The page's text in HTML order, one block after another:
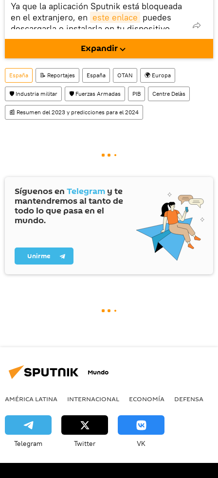
Ya que la aplicación Sputnik está bloqueada
en el extranjero, en este enlace puedes
descargarla e instalarla en tu dispositivo
móvil (¡solo para Android!).
También tenemos una cuenta en la red
social rusa VK .
Expandir
España 📝 Reportajes España OTAN 🌍 Europa
🛡️ Industria militar 🛡️ Fuerzas Armadas PIB Centre Delàs
📰 Resumen del 2023 y predicciones para el 2024
Síguenos en Telegram y te
mantendremos al tanto de
todo lo que pasa en el
mundo.
Unirme
Mundo
AMÉRICA LATINA INTERNACIONAL ECONOMÍA DEFENSA
Telegram Twitter VK